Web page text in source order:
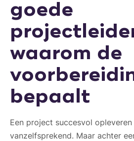
goede
waarom de
bepaalt
Een project succesvol
vanzelfsprekend. Maar achter